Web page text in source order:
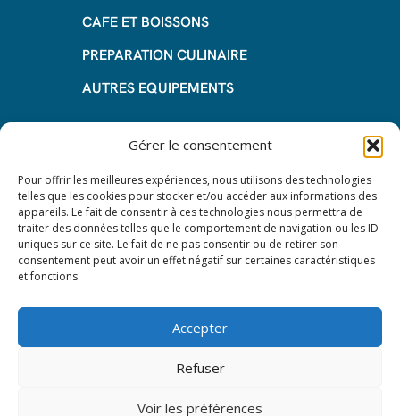
Gérer le consentement
Pour offrir les meilleures expériences, nous utilisons des technologies
telles que les cookies pour stocker et/ou accéder aux informations des
appareils. Le fait de consentir à ces technologies nous permettra de
traiter des données telles que le comportement de navigation ou les ID
uniques sur ce site. Le fait de ne pas consentir ou de retirer son
consentement peut avoir un effet négatif sur certaines caractéristiques
et fonctions.
Accepter
Refuser
Voir les préférences
CAFE ET BOISSONS
PREPARATION CULINAIRE
AUTRES EQUIPEMENTS
Informations
Questions fréquentes
Les avantages de la LOA
Les étapes du leasing de matériel
de restauration
Mentions Légales
Protection des données – RGPD